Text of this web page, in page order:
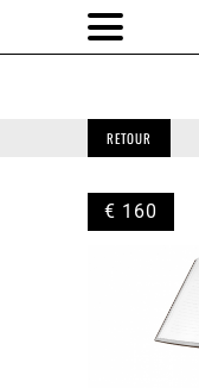
RETOUR
€ 160